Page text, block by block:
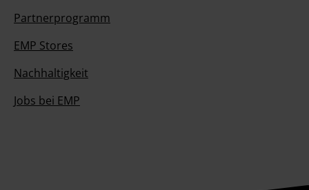
Partnerprogramm
EMP Stores
Nachhaltigkeit
Jobs bei EMP